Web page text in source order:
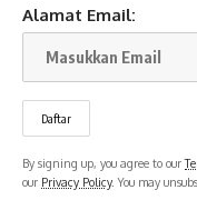
Alamat Email:
By signing up, you agree to our
our Privacy Policy. You may